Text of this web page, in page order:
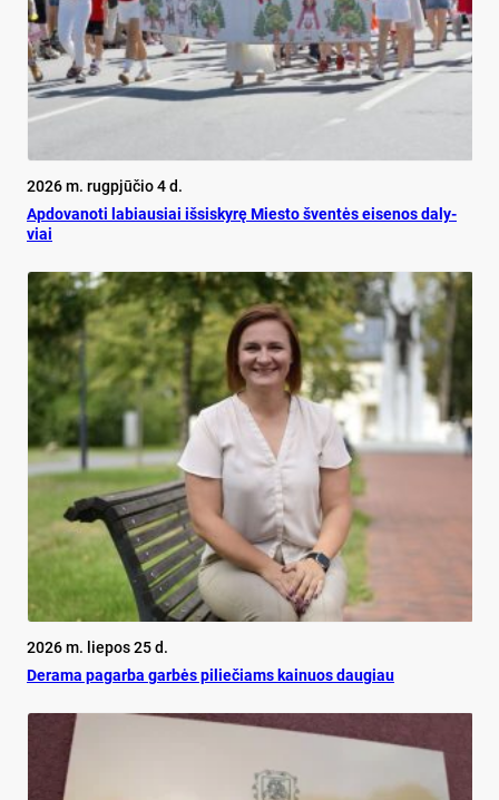
2026 m. rugpjūčio 4 d.
Ap­do­va­no­ti la­biau­siai iš­si­sky­rę Mies­to šven­tės ei­se­nos da­ly­
viai
2026 m. liepos 25 d.
De­ra­ma pa­gar­ba gar­bės pi­lie­čiams kai­nuos dau­giau